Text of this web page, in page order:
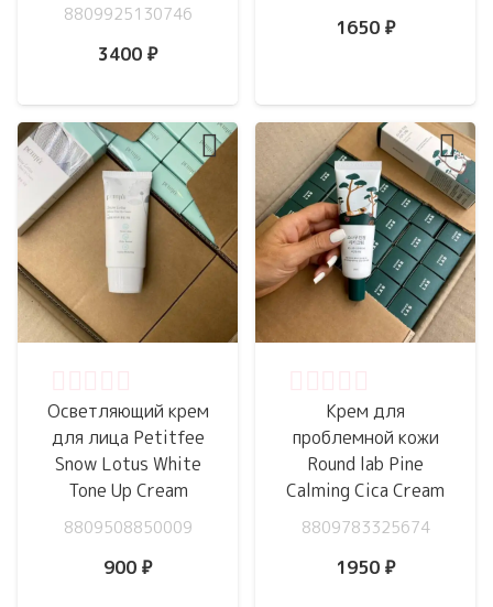
8809925130746
3400 ₽
1650 ₽
Осветляющий крем
для лица Petitfee
Snow Lotus White
Tone Up Cream
8809508850009
900 ₽
Крем для
проблемной кожи
Round lab Pine
Calming Cica Cream
8809783325674
1950 ₽